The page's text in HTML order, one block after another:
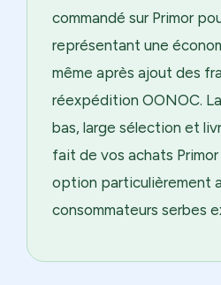
commandé sur Primor
représentant une
même après ajout des
réexpédition OONOC.
bas, large sélection et
fait de vos achats
option particulièrement
consommateurs serbes